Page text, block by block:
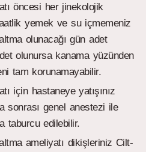
öncesi her jinekolojik
yemek ve su içmemeniz
olunacağı gün adet
olunursa kanama yüzünden
tam korunamayabilir.
için hastaneye yatışınız
sonrası genel anestezi ile
taburcu edilebilir.
ameliyatı dikişleriniz Cilt-